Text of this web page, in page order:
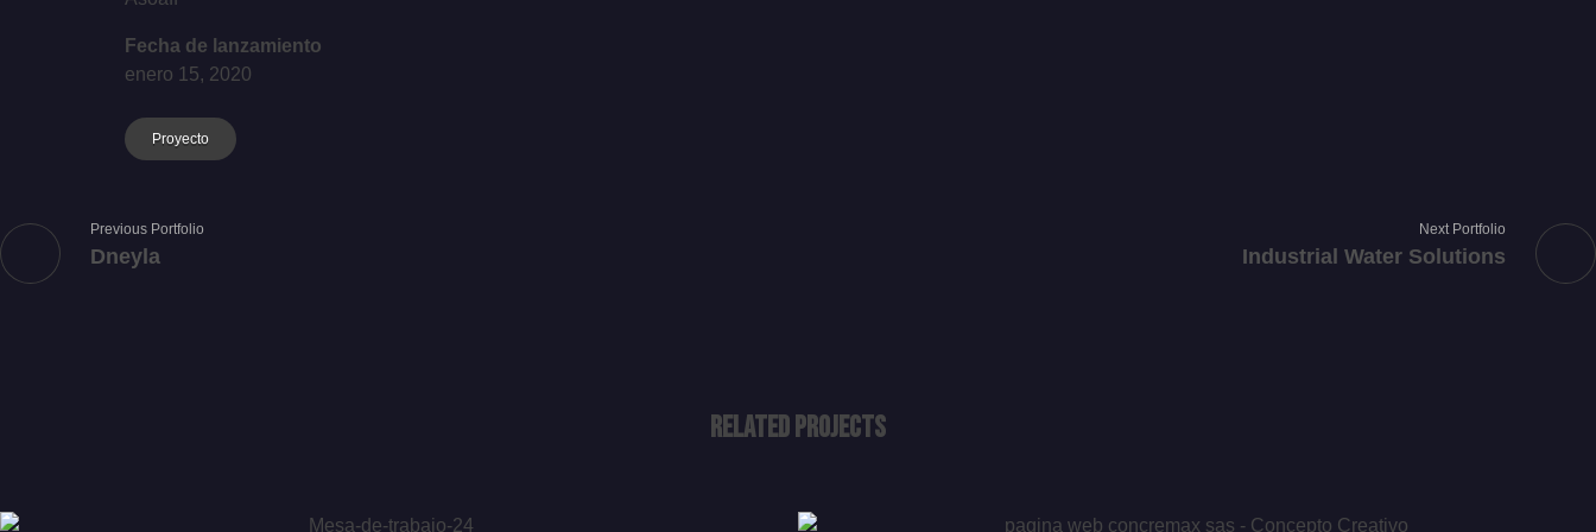
Fecha de lanzamiento
enero 15, 2020
Proyecto
Previous Portfolio
Dneyla
Next Portfolio
Industrial Water Solutions
Related Projects